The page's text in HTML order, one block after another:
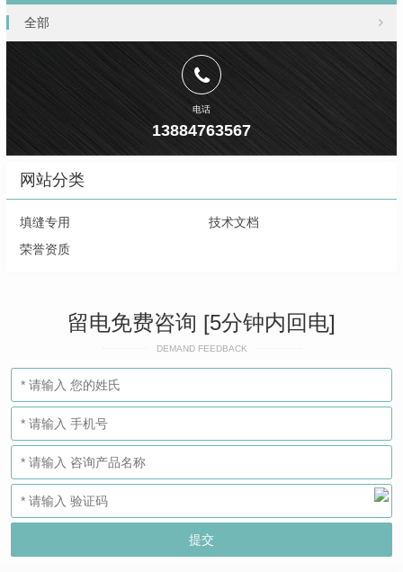
全部
电话
13884763567
网站分类
填缝专用
技术文档
荣誉资质
留电免费咨询 [5分钟内回电]
DEMAND FEEDBACK